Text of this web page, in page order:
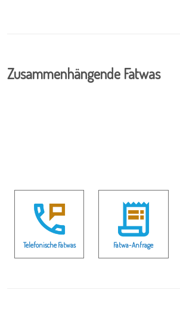
Zusammenhängende Fatwas
Telefonische Fatwas Fatwa-Anfrage